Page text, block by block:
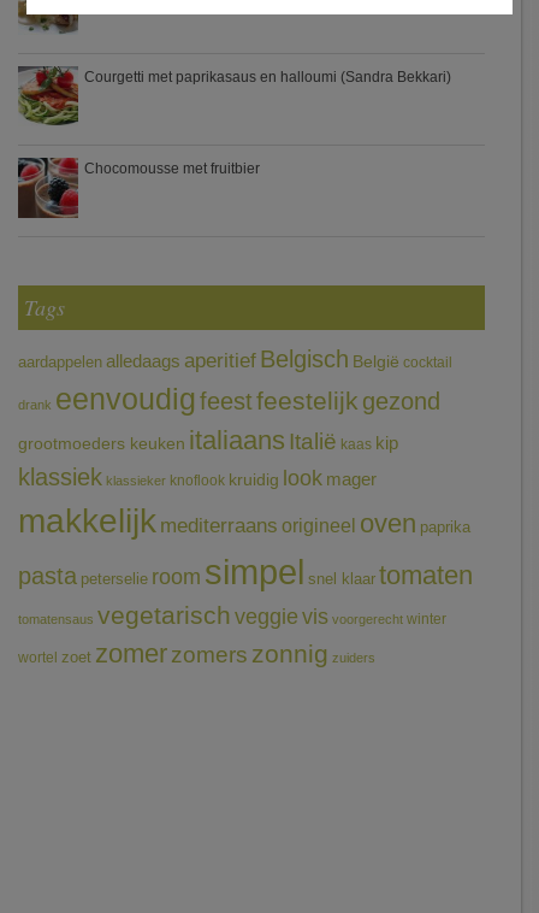
Courgetti met paprikasaus en halloumi (Sandra Bekkari)
Chocomousse met fruitbier
Tags
aardappelen alledaags aperitief Belgisch België cocktail
drank eenvoudigfeestfeestelijk gezond
grootmoeders keuken italiaans Italië kaas kip
klassiek klassieker knoflook kruidig look mager
makkelijk mediterraans origineel oven paprika
pasta peterselie room simpel snel klaar tomaten
tomatensaus vegetarischveggie vis voorgerecht winter
wortel zoet zomerzomers zonnig zuiders